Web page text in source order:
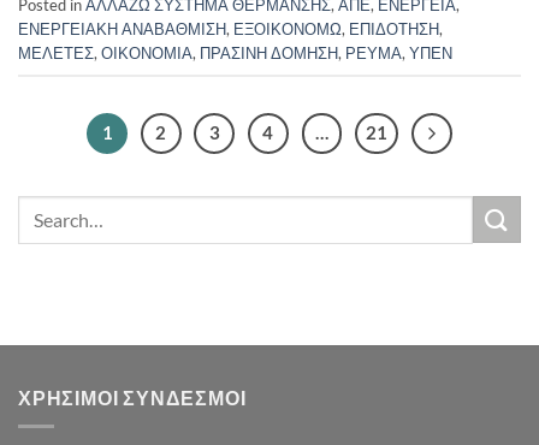
Posted inΑΛΛΑΖΩ ΣΥΣΤΗΜΑ ΘΕΡΜΑΝΣΗΣ,ΑΠΕ, ΕΝΕΡΓΕΙΑ,
ΕΝΕΡΓΕΙΑΚΗ ΑΝΑΒΑΘΜΙΣΗ, ΕΞΟΙΚΟΝΟΜΩ, ΕΠΙΔΟΤΗΣΗ,
ΜΕΛΕΤΕΣ,ΟΙΚΟΝΟΜΙΑ, ΠΡΑΣΙΝΗ ΔΟΜΗΣΗ, ΡΕΥΜΑ,ΥΠΕΝ
1 2 3 4 … 21
ΧΡΗΣΙΜΟΙ ΣΥΝΔΕΣΜΟΙ